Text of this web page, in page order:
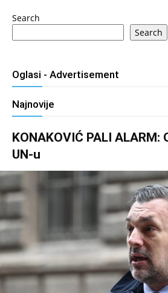
Search
Search
Oglasi - Advertisement
Najnovije
KONAKOVIĆ PALI
UN-u